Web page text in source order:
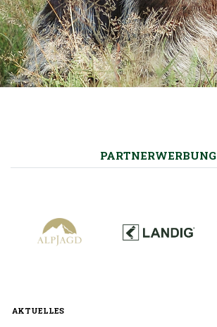
PARTNERWERBUNG
AKTUELLES